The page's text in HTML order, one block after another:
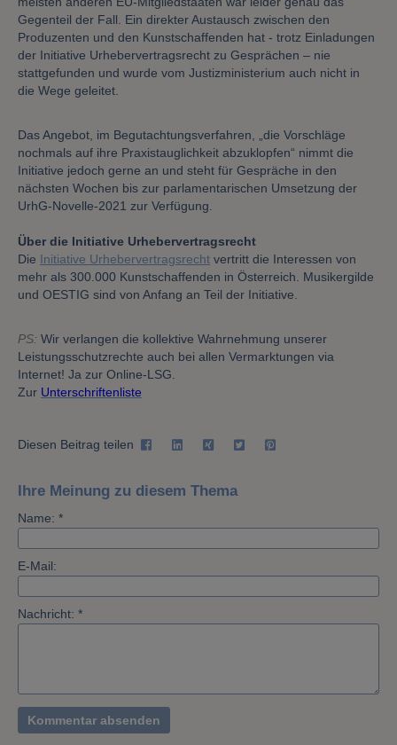
Gegenteil der Fall. Ein direkter Austausch zwischen den
Produzenten und den Kunstschaffenden hat - trotz Einladungen
der Initiative Urhebervertragsrecht zu Gesprächen – nie
stattgefunden und wurde vom Justizministerium auch nicht in
die Wege geleitet.
Das Angebot, im Begutachtungsverfahren, „die Vorschläge
nochmals auf ihre Praxistauglichkeit abzuklopfen“ nimmt die
Initiative jedoch gerne an und steht für Gespräche in den
nächsten Wochen bis zur parlamentarischen Umsetzung der
UrhG-Novelle-2021 zur Verfügung.
Über die Initiative Urhebervertragsrecht
Die Initiative Urhebervertragsrecht vertritt die Interessen von
mehr als 300.000 Kunstschaffenden in Österreich. Musikergilde
und OESTIG sind von Anfang an Teil der Initiative.
PS: Wir verlangen die kollektive Wahrnehmung unserer
Leistungsschutzrechte auch bei allen Vermarktungen via
Internet! Ja zur Online-LSG.
Zur Unterschriftenliste
Diesen Beitrag teilen
Ihre Meinung zu diesem Thema
Name: *
E-Mail:
Nachricht: *